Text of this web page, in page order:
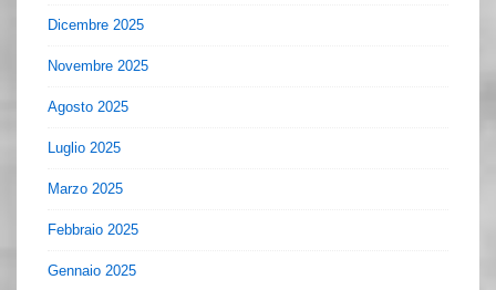
Dicembre 2025
Novembre 2025
Agosto 2025
Luglio 2025
Marzo 2025
Febbraio 2025
Gennaio 2025